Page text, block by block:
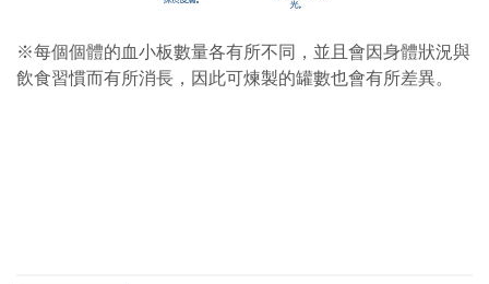
※每個個體的血小板數量各有所不同，並且會因身體狀況與
飲食習慣而有所消長，因此可煉製的罐數也會有所差異。